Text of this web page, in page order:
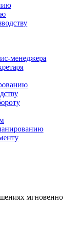
менеджера
мгновенно